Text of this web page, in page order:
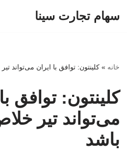
سهام تجارت سینا
خانه » کلینتون: توافق با ایران می‌تواند
کلینتون: توافق
می‌تواند تیر
باشد